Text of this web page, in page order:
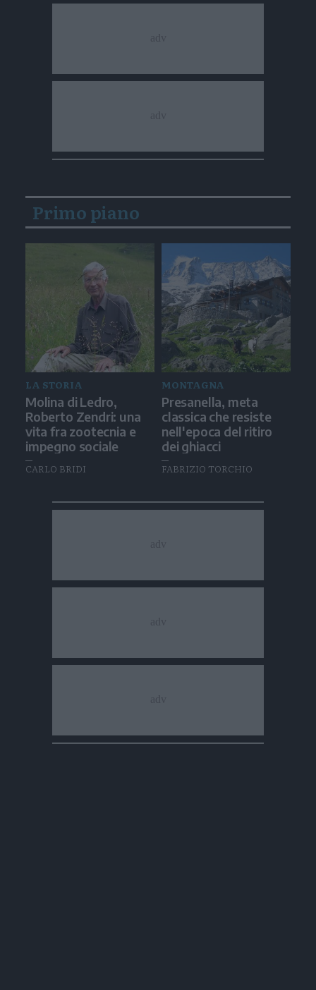
Primo piano
LA STORIA
Molina di Ledro,
Roberto Zendri: una
vita fra zootecnia e
impegno sociale
CARLO BRIDI
MONTAGNA
Presanella, meta
classica che resiste
nell'epoca del ritiro
dei ghiacci
FABRIZIO TORCHIO